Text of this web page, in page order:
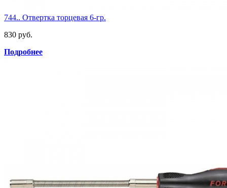
744.. Отвертка торцевая 6-гр.
830 руб.
Подробнее